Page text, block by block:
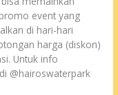
event yang
di hari-hari
harga (diskon)
Untuk info
@hairoswaterpark